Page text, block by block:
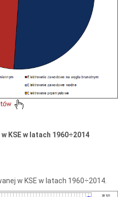
KSE w latach 1960÷2014
w KSE w latach 1960÷2014.